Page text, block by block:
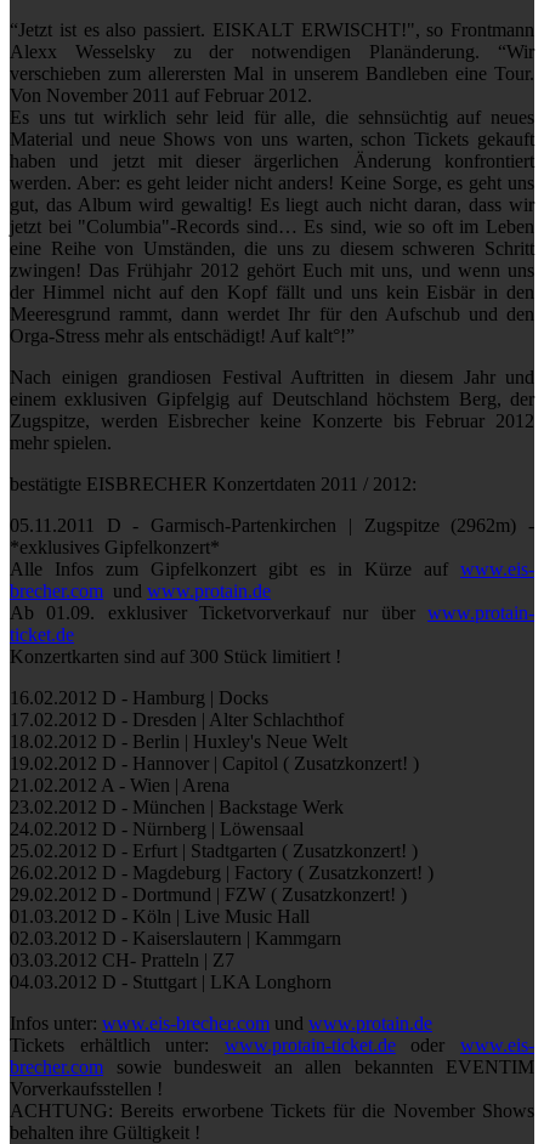
“Jetzt ist es also passiert. EISKALT ERWISCHT!", so Frontmann
Alexx Wesselsky zu der notwendigen Planänderung. “Wir
verschieben zum allerersten Mal in unserem Bandleben eine Tour.
Von November 2011 auf Februar 2012.
Es uns tut wirklich sehr leid für alle, die sehnsüchtig auf neues
Material und neue Shows von uns warten, schon Tickets gekauft
haben und jetzt mit dieser ärgerlichen Änderung konfrontiert
werden. Aber: es geht leider nicht anders! Keine Sorge, es geht uns
gut, das Album wird gewaltig! Es liegt auch nicht daran, dass wir
jetzt bei "Columbia"-Records sind… Es sind, wie so oft im Leben
eine Reihe von Umständen, die uns zu diesem schweren Schritt
zwingen! Das Frühjahr 2012 gehört Euch mit uns, und wenn uns
der Himmel nicht auf den Kopf fällt und uns kein Eisbär in den
Meeresgrund rammt, dann werdet Ihr für den Aufschub und den
Orga-Stress mehr als entschädigt! Auf kalt°!”
Nach einigen grandiosen Festival Auftritten in diesem Jahr und
einem exklusiven Gipfelgig auf Deutschland höchstem Berg, der
Zugspitze, werden Eisbrecher keine Konzerte bis Februar 2012
mehr spielen.
bestätigte EISBRECHER Konzertdaten 2011 / 2012:
05.11.2011 D - Garmisch-Partenkirchen | Zugspitze (2962m) -
*exklusives Gipfelkonzert*
Alle Infos zum Gipfelkonzert gibt es in Kürze auf www.eis-
brecher.com und www.protain.de
Ab 01.09. exklusiver Ticketvorverkauf nur über www.protain-
ticket.de
Konzertkarten sind auf 300 Stück limitiert !
16.02.2012 D - Hamburg | Docks
17.02.2012 D - Dresden | Alter Schlachthof
18.02.2012 D - Berlin | Huxley's Neue Welt
19.02.2012 D - Hannover | Capitol ( Zusatzkonzert! )
21.02.2012 A - Wien | Arena
23.02.2012 D - München | Backstage Werk
24.02.2012 D - Nürnberg | Löwensaal
25.02.2012 D - Erfurt | Stadtgarten ( Zusatzkonzert! )
26.02.2012 D - Magdeburg | Factory ( Zusatzkonzert! )
29.02.2012 D - Dortmund | FZW ( Zusatzkonzert! )
01.03.2012 D - Köln | Live Music Hall
02.03.2012 D - Kaiserslautern | Kammgarn
03.03.2012 CH- Pratteln | Z7
04.03.2012 D - Stuttgart | LKA Longhorn
Infos unter: www.eis-brecher.com und www.protain.de
Tickets erhältlich unter: www.protain-ticket.deoderwww.eis-
brecher.com sowie bundesweit an allen bekannten EVENTIM
Vorverkaufsstellen !
ACHTUNG: Bereits erworbene Tickets für die November Shows
behalten ihre Gültigkeit !